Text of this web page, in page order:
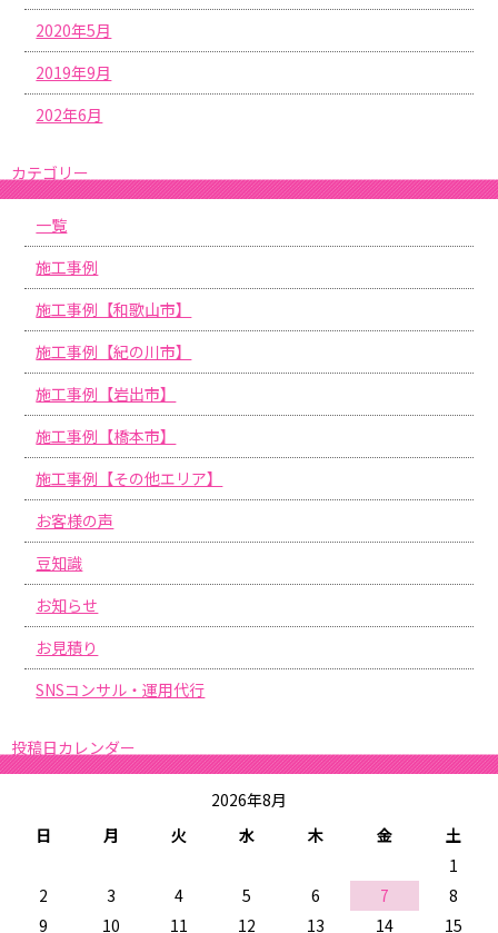
2020年5月
2019年9月
202年6月
カテゴリー
一覧
施工事例
施工事例【和歌山市】
施工事例【紀の川市】
施工事例【岩出市】
施工事例【橋本市】
施工事例【その他エリア】
お客様の声
豆知識
お知らせ
お見積り
SNSコンサル・運用代行
投稿日カレンダー
2026年8月
日
月 火 水 木 金
土
1
2
3 4 5 6 7
8
9
10 11 12 13 14 15